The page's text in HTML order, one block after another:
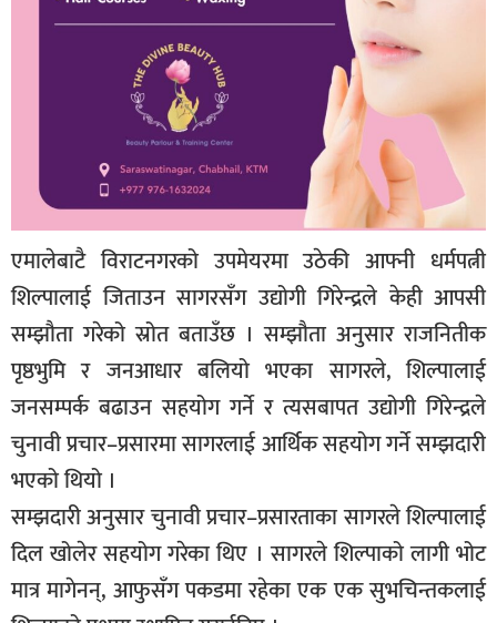
एमालेबाटै विराटनगरको उपमेयरमा उठेकी आफ्नी धर्मपत्नी
शिल्पालाई जिताउन सागरसँग उद्योगी गिरेन्द्रले केही आपसी
सम्झौता गरेको स्रोत बताउँछ । सम्झौता अनुसार राजनितीक
पृष्ठभुमि र जनआधार बलियो भएका सागरले, शिल्पालाई
जनसम्पर्क बढाउन सहयोग गर्ने र त्यसबापत उद्योगी गिरेन्द्रले
चुनावी प्रचार–प्रसारमा सागरलाई आर्थिक सहयोग गर्ने सम्झदारी
भएको थियो ।
सम्झदारी अनुसार चुनावी प्रचार–प्रसारताका सागरले शिल्पालाई
दिल खोलेर सहयोग गरेका थिए । सागरले शिल्पाको लागी भोट
मात्र मागेनन्, आफुसँग पकडमा रहेका एक एक सुभचिन्तकलाई